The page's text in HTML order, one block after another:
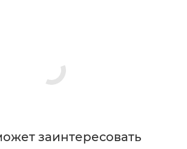
заинтересовать